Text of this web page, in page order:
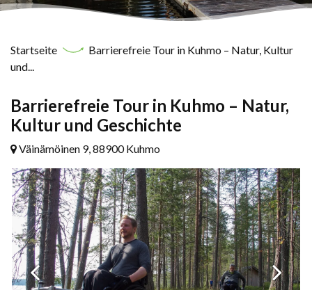
Startseite
Barrierefreie Tour in Kuhmo – Natur, Kultur
und...
Barrierefreie Tour in Kuhmo – Natur,
Kultur und Geschichte
Väinämöinen 9, 88900 Kuhmo